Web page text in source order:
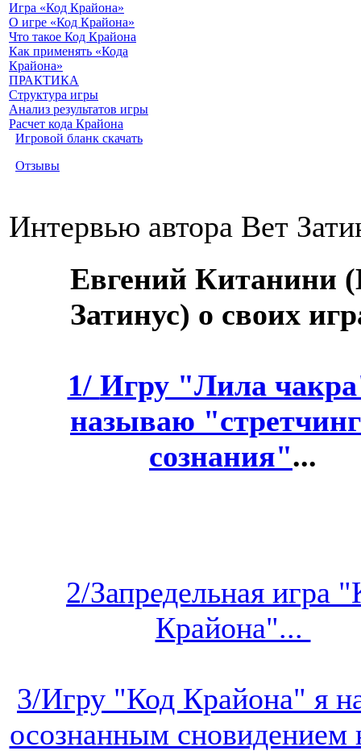
Игра «Код Крайона»
О игре «Код Крайона»
Что такое Код Крайона
Как применять «Кода
Крайона»
ПРАКТИКА
Структура игры
Анализ результатов игры
Расчет кода Крайона
Игровой бланк скачать
Отзывы
Интервью автора Вет
Евгений Китанини
Затинус) о своих
1/ Игру "Лила
называю
сознания"...
2/Запредельная игра
Крайона"...
3/Игру "Код Крайона" я
осознанным сновидением